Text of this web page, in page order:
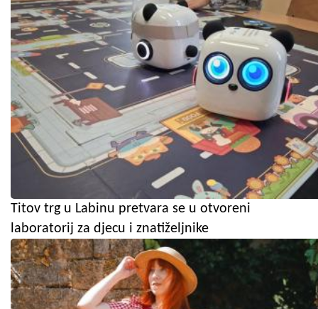
Titov trg u Labinu pretvara se u otvoreni
laboratorij za djecu i znatiželjnike